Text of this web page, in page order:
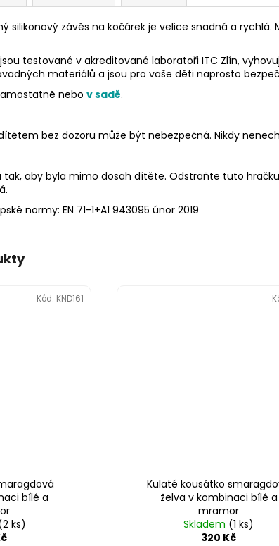
silikonový závěs na kočárek je velice snadná a
testované v akreditované laboratoři ITC Zlín,
materiálů a jsou pro vaše děti naprosto
nebo v sadě.
bez dozoru může být nebezpečná. Nikdy
aby byla mimo dosah dítěte. Odstraňte tuto
normy: EN 71-1+A1 943095 únor 2019
bílé a
ks)
Kód: KND161
Kulaté kousátko
želva v kombinaci bílé a
mramor
Skladem (1 ks)
320 Kč